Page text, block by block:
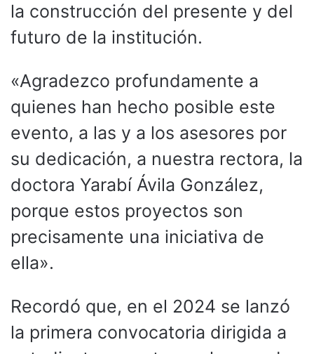
la construcción del presente y del
futuro de la institución.
«Agradezco profundamente a
quienes han hecho posible este
evento, a las y a los asesores por
su dedicación, a nuestra rectora, la
doctora Yarabí Ávila González,
porque estos proyectos son
precisamente una iniciativa de
ella».
Recordó que, en el 2024 se lanzó
la primera convocatoria dirigida a